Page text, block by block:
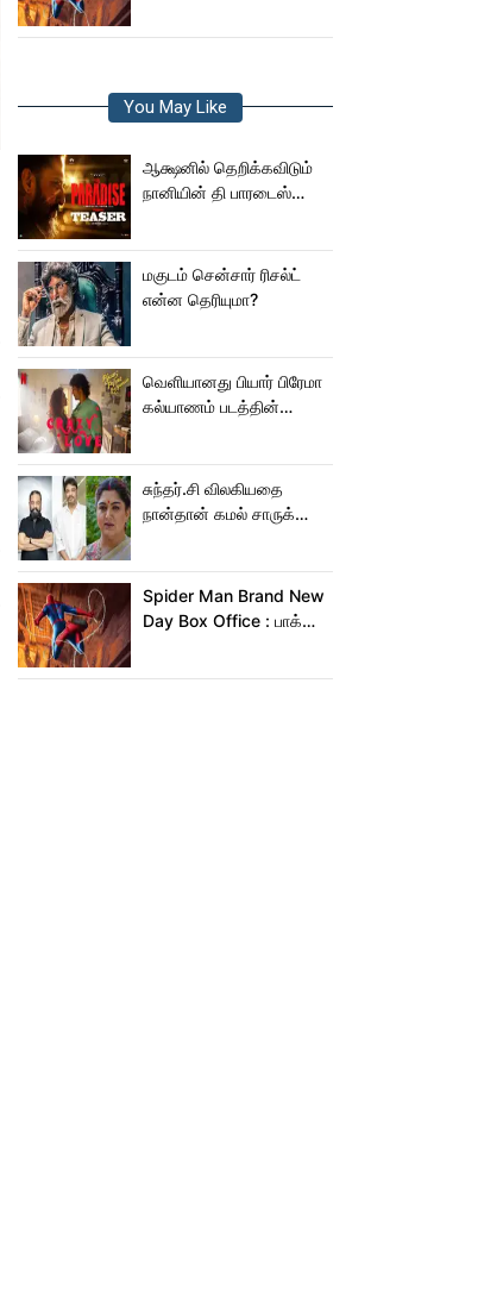
You May Like
ஆக்ஷனில் தெறிக்கவிடும்
நானியின் தி பாரடைஸ்
மகுடம் சென்சார் ரிசல்ட்
என்ன தெரியுமா?
வெளியானது பியார் பிரேமா
கல்யாணம் படத்தின்
சுந்தர்.சி விலகியதை
நான்தான் கமல் சாருக்கே
Spider Man Brand New
Day Box Office : பாக்ஸ்